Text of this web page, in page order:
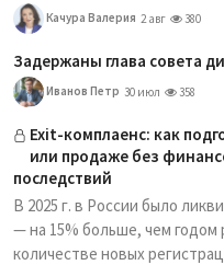
Качура Валерия 2 авг 380
Задержаны глава совета
Иванов Петр 30 июл 358
Exit-комплаенс: как
или продаже без
последствий
В 2025 г. в России было
— на 15% больше, чем
количестве новых